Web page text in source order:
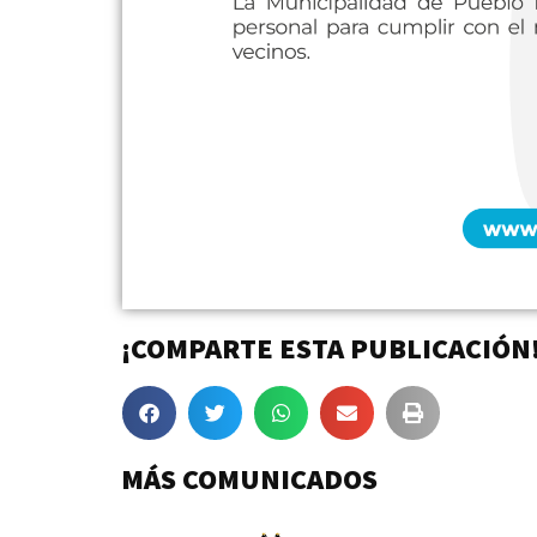
¡COMPARTE ESTA
MÁS COMUNICADOS